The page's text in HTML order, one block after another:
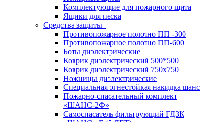
Комплектующие для пожарного щита
Ящики для песка
Средства защиты
Противопожарное полотно ПП -300
Противопожарное полотно ПП-600
Боты диэлектрические
Коврик диэлектрический 500*500
Коврик диэлектрический 750х750
Ножницы диэлектрические
Специальная огнестойкая накидка шанс
Пожарно-спасательный комплект
«ШАНС-2Ф»
Самоспасатель фильтрующий ГДЗК